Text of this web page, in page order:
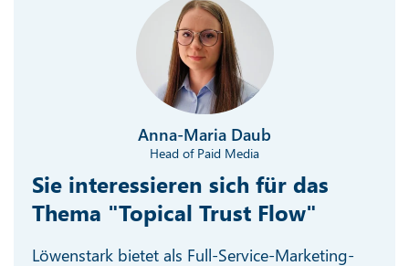
Anna-Maria Daub
Head of Paid Media
Sie interessieren sich für das
Thema "Topical Trust Flow"
Löwenstark bietet als Full-Service-Marketing-